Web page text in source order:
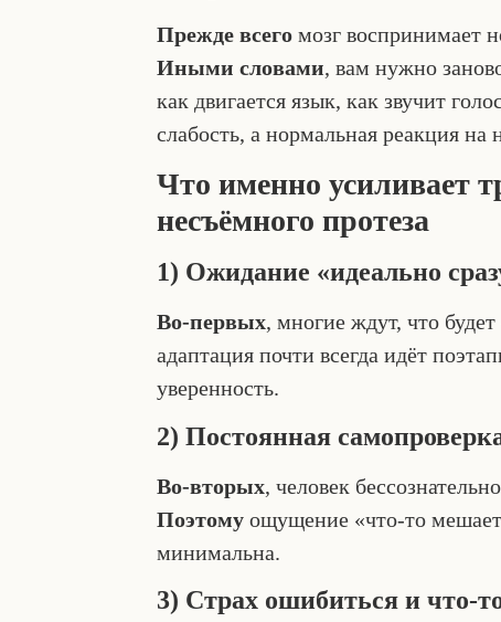
Прежде всего мозг воспринимает
Иными словами, вам нужно
как двигается язык, как звучит
слабость, а нормальная реакция на
Что именно усиливает
несъёмного протеза
1) Ожидание «идеально
Во-первых, многие ждут, что
адаптация почти всегда идёт
уверенность.
2) Постоянная
Во-вторых, человек
Поэтому ощущение «что-то
минимальна.
3) Страх ошибиться и что-